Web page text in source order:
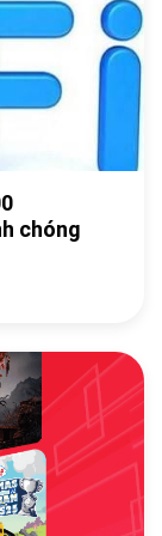
chóng